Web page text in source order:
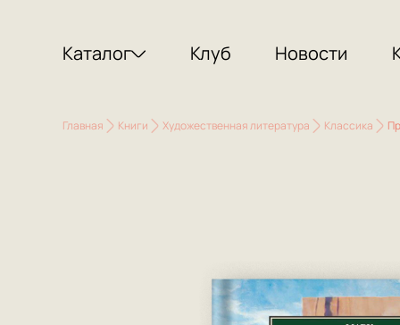
Каталог Клуб Новости
Главная Книги Художественная литература Классика